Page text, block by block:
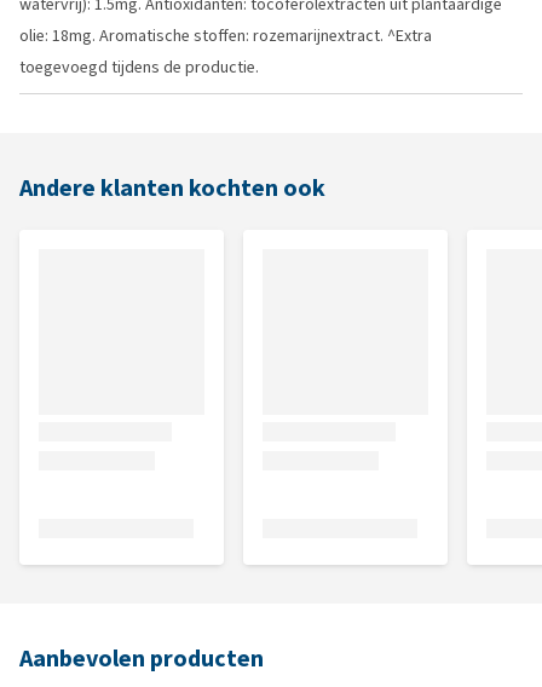
olie: 18mg. Aromatische stoffen: rozemarijnextract. ^Extra
toegevoegd tijdens de productie.
Andere klanten kochten ook
Aanbevolen producten